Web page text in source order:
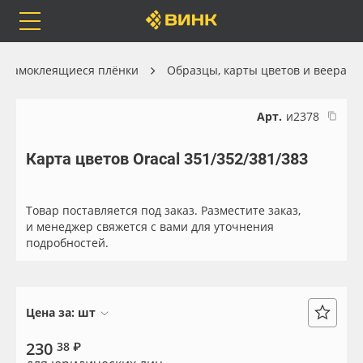
Каталог
Orafol
Бренды
Весь каталог
Рулонные материалы
Самоклеящиеся плёнки
Самоклеящиеся плёнки Образцы, карты цветов и веера
Арт. и2378
Карта цветов Oracal 351/352/381/383
Товар поставляется под заказ. Разместите заказ,
и менеджер свяжется с вами для уточнения
подробностей.
Цена за: шт
230 38 ₽